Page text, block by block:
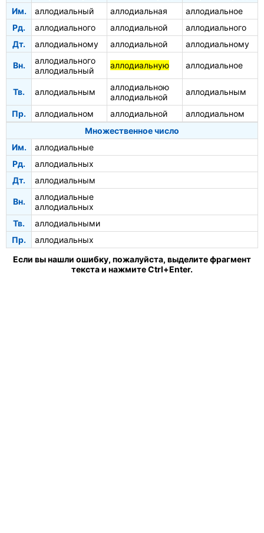
Им.
аллодиальный аллодиальная
аллодиальное
Рд.
аллодиального аллодиальной
аллодиального
Дт.
аллодиальному аллодиальной аллодиальному
Вн.
аллодиального
аллодиальный
аллодиальную аллодиальное
Тв. аллодиальным
аллодиальною
аллодиальной
аллодиальным
Пр. аллодиальном аллодиальной
аллодиальном
Множественное число
Им.
аллодиальные
Рд.
аллодиальных
Дт.
аллодиальным
Вн.
аллодиальные
аллодиальных
Тв.
аллодиальными
Пр.
аллодиальных
Если вы нашли ошибку, пожалуйста, выделите фрагмент
текста и нажмите Ctrl+Enter.